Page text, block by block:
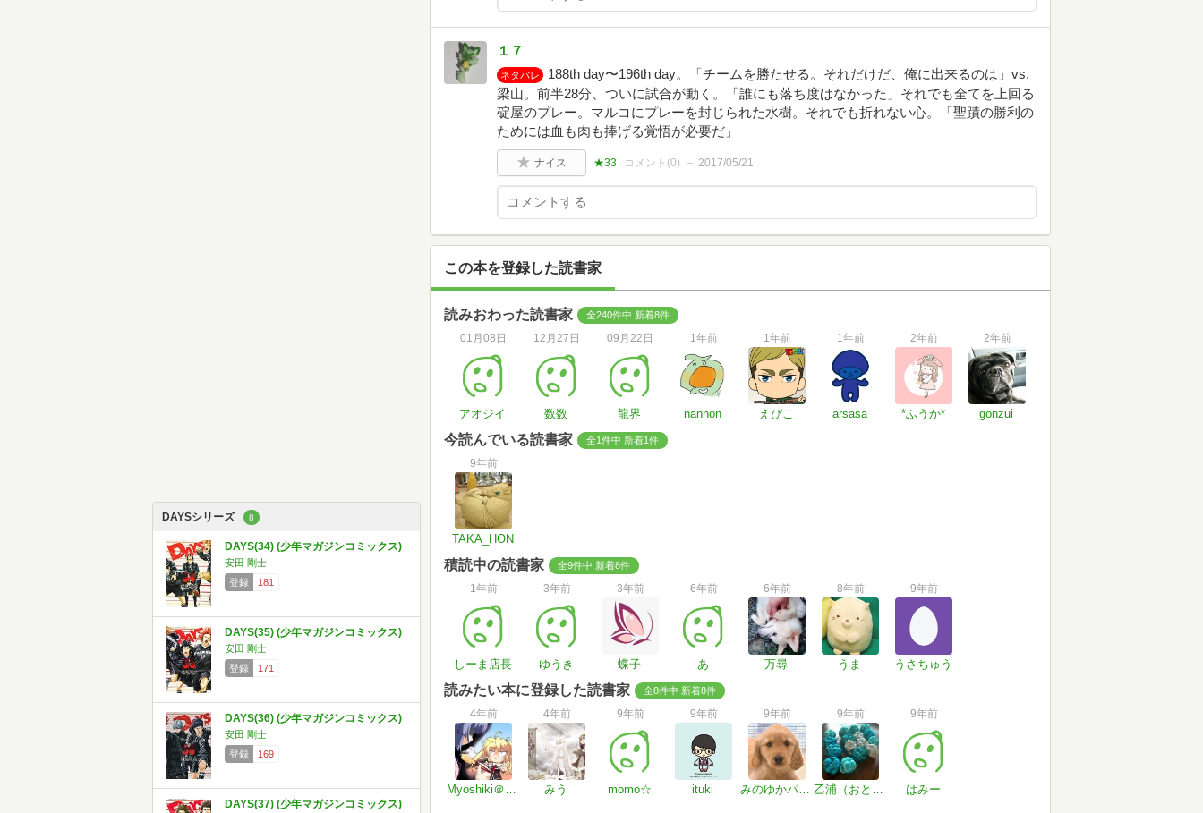
DAYSシリーズ 8
DAYS(34) (少年マガジンコミックス)
安田 剛士
登録
181
DAYS(35) (少年マガジンコミックス)
安田 剛士
登録
171
DAYS(36) (少年マガジンコミックス)
安田 剛士
登録
169
DAYS(37) (少年マガジンコミックス)
１７
ネタバレ
188th day〜196th day。「チームを勝たせる。それだけだ、俺に出来るのは」vs.
梁山。前半28分、ついに試合が動く。「誰にも落ち度はなかった」それでも全てを上回る
碇屋のプレー。マルコにプレーを封じられた水樹。それでも折れない心。「聖蹟の勝利の
ためには血も肉も捧げる覚悟が必要だ」
ナイス ★33 コメント(0) 2017/05/21
この本を登録した読書家
読みおわった読書家 全240件中 新着8件
01月08日
アオジイ
12月27日
数数
09月22日
龍界
1年前
nannon
1年前
えびこ
1年前
arsasa
2年前
*ふうか*
2年前
gonzui
今読んでいる読書家 全1件中 新着1件
9年前
TAKA_HON
積読中の読書家 全9件中 新着8件
1年前
しーま店長
3年前
ゆうき
3年前
蝶子
6年前
あ
6年前
万尋
8年前
うま
9年前
うさちゅう
読みたい本に登録した読書家 全8件中 新着8件
4年前
Myoshiki＠Infy
4年前
みう
9年前
momo☆
9年前
ituki
9年前
みのゆかパパ＠ぼちぼち読んでます
9年前
乙浦（おとうら）
9年前
はみー